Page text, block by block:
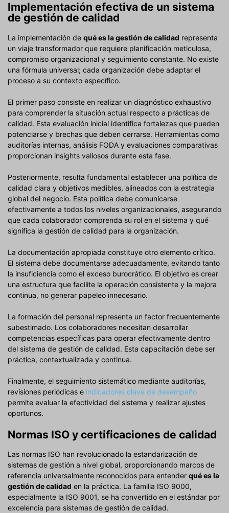
Implementación efectiva de un sistema
de gestión de calidad
La implementación de qué es la gestión de calidad representa
un viaje transformador que requiere planificación meticulosa,
compromiso organizacional y seguimiento constante. No existe
una fórmula universal; cada organización debe adaptar el
proceso a su contexto específico.
El primer paso consiste en realizar un diagnóstico exhaustivo
para comprender la situación actual respecto a prácticas de
calidad. Esta evaluación inicial identifica fortalezas que pueden
potenciarse y brechas que deben cerrarse. Herramientas como
auditorías internas, análisis FODA y evaluaciones comparativas
proporcionan insights valiosos durante esta fase.
Posteriormente, resulta fundamental establecer una política de
calidad clara y objetivos medibles, alineados con la estrategia
global del negocio. Esta política debe comunicarse
efectivamente a todos los niveles organizacionales, asegurando
que cada colaborador comprenda su rol en el sistema y qué
significa la gestión de calidad para la organización.
La documentación apropiada constituye otro elemento crítico.
El sistema debe documentarse adecuadamente, evitando tanto
la insuficiencia como el exceso burocrático. El objetivo es crear
una estructura que facilite la operación consistente y la mejora
continua, no generar papeleo innecesario.
La formación del personal representa un factor frecuentemente
subestimado. Los colaboradores necesitan desarrollar
competencias específicas para operar efectivamente dentro
del sistema de gestión de calidad. Esta capacitación debe ser
práctica, contextualizada y continua.
Finalmente, el seguimiento sistemático mediante auditorías,
revisiones periódicas e indicadores clave de desempeño
permite evaluar la efectividad del sistema y realizar ajustes
oportunos.
Normas ISO y certificaciones de calidad
Las normas ISO han revolucionado la estandarización de
sistemas de gestión a nivel global, proporcionando marcos de
referencia universalmente reconocidos para entender qué es la
gestión de calidad en la práctica. La familia ISO 9000,
especialmente la ISO 9001, se ha convertido en el estándar por
excelencia para sistemas de gestión de calidad.